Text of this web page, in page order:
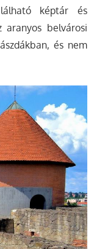
képtár és
belvárosi
és nem